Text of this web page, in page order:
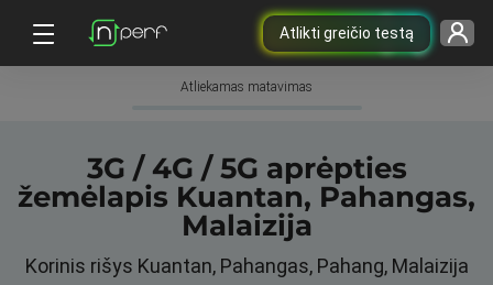
Atlikti greičio testą
Atliekamas matavimas
3G / 4G / 5G aprėpties
žemėlapis Kuantan, Pahangas,
Malaizija
Korinis rišys Kuantan, Pahangas, Pahang, Malaizija